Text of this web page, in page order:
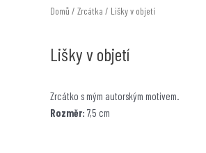
o
o
k
-
Domů / Zrcátka / Lišky v objetí
Lišky v objetí
Zrcátko s mým autorským motivem.
Rozměr: 7,5 cm